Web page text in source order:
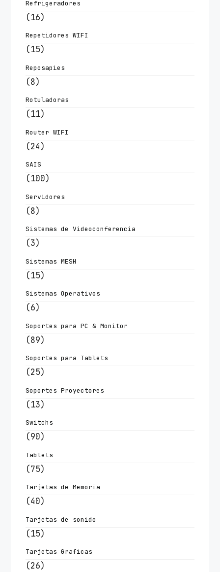
Refrigeradores
(16)
Repetidores WIFI
(15)
Reposapies
(8)
Rotuladoras
(11)
Router WIFI
(24)
SAIS
(100)
Servidores
(8)
Sistemas de Videoconferencia
(3)
Sistemas MESH
(15)
Sistemas Operativos
(6)
Soportes para PC & Monitor
(89)
Soportes para Tablets
(25)
Soportes Proyectores
(13)
Switchs
(90)
Tablets
(75)
Tarjetas de Memoria
(40)
Tarjetas de sonido
(15)
Tarjetas Graficas
(26)